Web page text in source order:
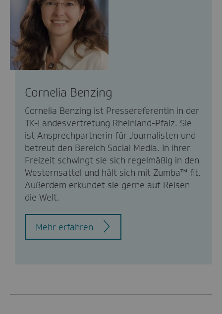
Cornelia Benzing
Cornelia Benzing ist Pressereferentin in der
TK-Landesvertretung Rheinland-Pfalz. Sie
ist Ansprechpartnerin für Journalisten und
betreut den Bereich Social Media. In ihrer
Freizeit schwingt sie sich regelmäßig in den
Westernsattel und hält sich mit Zumba™ fit.
Außerdem erkundet sie gerne auf Reisen
die Welt.
Mehr erfahren